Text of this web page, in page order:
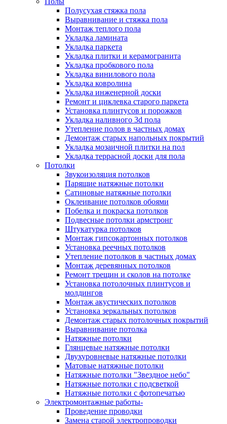
Полусухая стяжка пола
Выравнивание и стяжка пола
Монтаж теплого пола
Укладка ламината
Укладка паркета
Укладка плитки и керамогранита
Укладка пробкового пола
Укладка винилового пола
Укладка ковролина
Укладка инженерной доски
Ремонт и циклевка старого паркета
Установка плинтусов и порожков
Укладка наливного 3d пола
Утепление полов в частных домах
Демонтаж старых напольных покрытий
Укладка мозаичной плитки на пол
Укладка террасной доски для пола
Потолки
Звукоизоляция потолков
Парящие натяжные потолки
Сатиновые натяжные потолки
Оклеивание потолков обоями
Побелка и покраска потолков
Подвесные потолки армстронг
Штукатурка потолков
Монтаж гипсокартонных потолков
Установка реечных потолков
Утепление потолков в частных домах
Монтаж деревянных потолков
Ремонт трещин и сколов на потолке
Установка потолочных плинтусов и
молдингов
Монтаж акустических потолков
Установка зеркальных потолков
Демонтаж старых потолочных покрытий
Выравнивание потолка
Натяжные потолки
Глянцевые натяжные потолки
Двухуровневые натяжные потолки
Матовые натяжные потолки
Натяжные потолки "Звездное небо"
Натяжные потолки с подсветкой
Натяжные потолки с фотопечатью
Электромонтажные работы-
Проведение проводки
Замена старой электропроводки